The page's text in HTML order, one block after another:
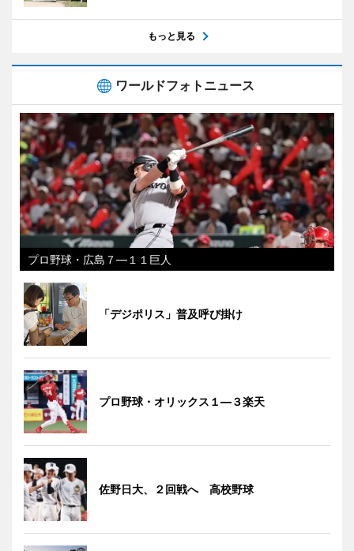
もっと見る
ワールドフォトニュース
プロ野球・広島７―１１巨人
「デジポリス」普及呼び掛け
プロ野球・オリックス１―３楽天
佐野日大、２回戦へ 高校野球